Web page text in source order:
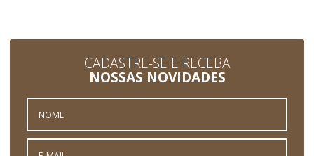
CADASTRE-SE E RECEBA
NOSSAS NOVIDADES